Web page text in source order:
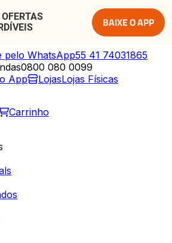
BAIXE O APP
pelo WhatsApp55 41 74031865
0800 080 0099
App LojasLojas Físicas
Carrinho